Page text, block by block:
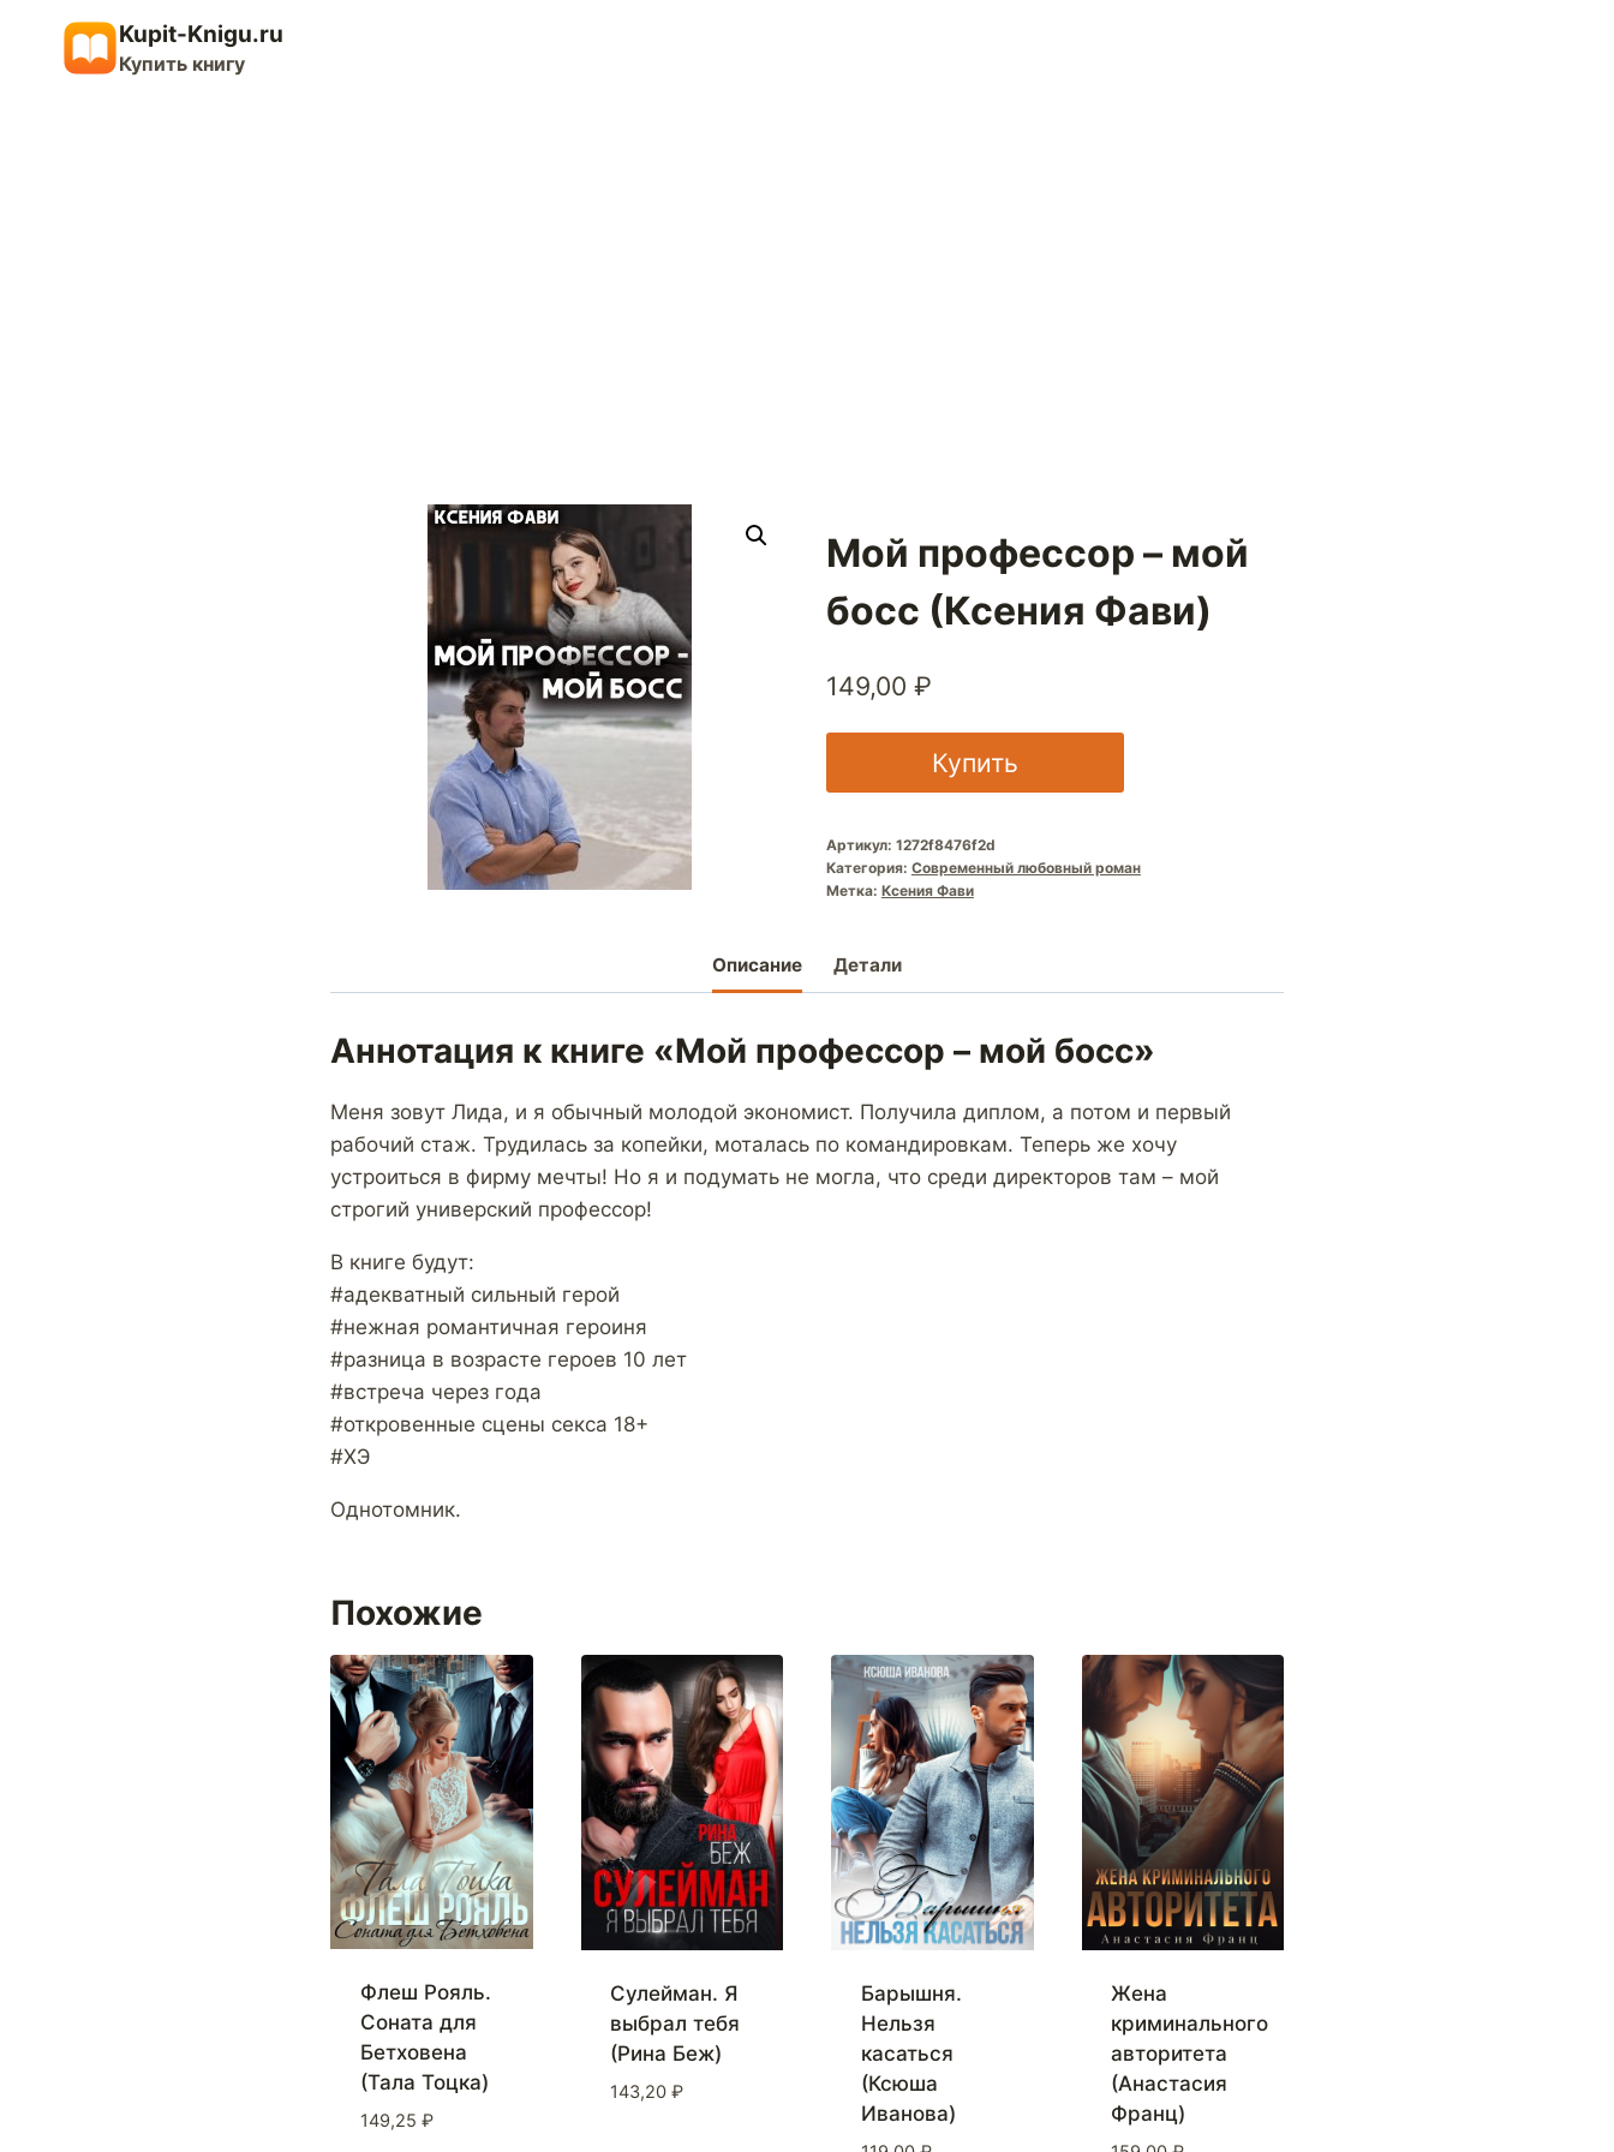
содержимому
Kupit-Knigu.ru
Купить книгу
Мой профессор – мой
босс (Ксения Фави)
149,00 ₽
Купить
Артикул: 1272f8476f2d
Категория: Современный любовный роман
Метка: Ксения Фави
Описание Детали
Аннотация к книге «Мой профессор – мой босс»
Меня зовут Лида, и я обычный молодой экономист. Получила диплом, а потом и первый
рабочий стаж. Трудилась за копейки, моталась по командировкам. Теперь же хочу
устроиться в фирму мечты! Но я и подумать не могла, что среди директоров там – мой
строгий универский профессор!
В книге будут:
#адекватный сильный герой
#нежная романтичная героиня
#разница в возрасте героев 10 лет
#встреча через года
#откровенные сцены секса 18+
#ХЭ
Однотомник.
Похожие
Флеш Рояль.
Соната для
Бетховена
(Тала Тоцка)
149,25 ₽
Сулейман. Я
выбрал тебя
(Рина Беж)
143,20 ₽
Барышня.
Нельзя
касаться
(Ксюша
Иванова)
Жена
криминального
авторитета
(Анастасия
Франц)